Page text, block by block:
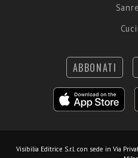
ABBONATI
Visibilia Editrice S.r.l. con sede in Via